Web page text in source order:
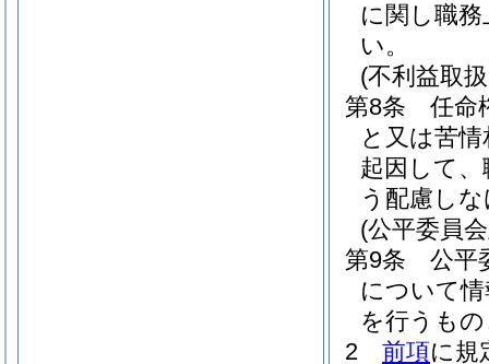
に関し職
い。
(不利益取
第8条
任命
と又は苦
起因して
う配慮し
(公平委員
第9条
公平
について
を行うも
2
前項に規